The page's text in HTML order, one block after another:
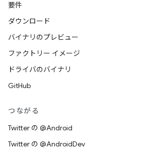
要件
ダウンロード
バイナリのプレビュー
ファクトリー イメージ
ドライバのバイナリ
GitHub
つながる
Twitter の @Android
Twitter の @AndroidDev